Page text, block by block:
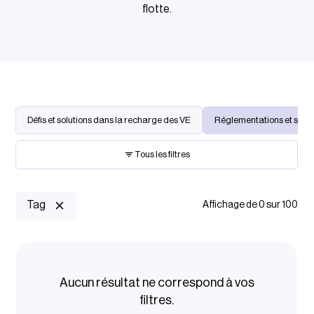
flotte.
Défis et solutions dans la recharge des VE Réglementations et
Tous les filtres
Veuillez choisir…
Tag Affichage de0 sur100
Aucun résultat ne correspond à vos
filtres.